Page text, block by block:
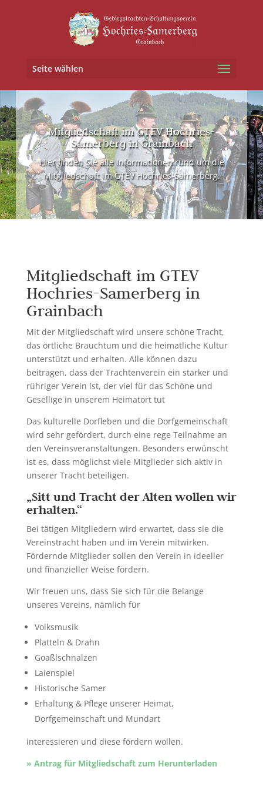
Seite wählen
Mitgliedschaft im GTEV Hochries-
Samerberg in Grainbach
Hier finden Sie alle Informationen rund um die
Mitgliedschaft im GTEV Hochries-Samerberg.
Mitgliedschaft im GTEV
Hochries-Samerberg in
Grainbach
Mit der Mitgliedschaft wird unsere schöne Tracht,
das örtliche Brauchtum und die heimatliche Kultur
unterstützt und erhalten. Alle können dazu
beitragen, dass der Trachtenverein ein starker und
rühriger Verein ist, der viel für das Schöne und
Gesellige in unserem Heimatort tut
Das kulturelle Dorfleben und die Dorfgemeinschaft
wird sehr gefördert, durch eine rege Teilnahme an
den Vereinsveranstaltungen. Besonders erwünscht
ist es, dass möglichst viele Mitglieder sich aktiv in
unserer Tracht beteiligen.
„Sitt und Tracht der Alten wollen wir
erhalten.“
Bei tätigen Mitgliedern wird erwartet, dass sie die
Vereinstracht haben und im Verein mitwirken.
Fördernde Mitglieder sollen den Verein in ideeller
und finanzieller Weise fördern.
Wir freuen uns, dass Sie sich für die Belange
unseres Vereins, nämlich für
Volksmusik
Platteln & Drahn
Goaßlschnalzen
Laienspiel
Historische Samer
Erhaltung & Pflege unserer Heimat,
Dorfgemeinschaft und Mundart
interessieren und diese fördern wollen.
» Antrag für Mitgliedschaft zum Herunterladen